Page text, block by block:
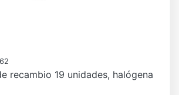
recambio 19 unidades, halógena